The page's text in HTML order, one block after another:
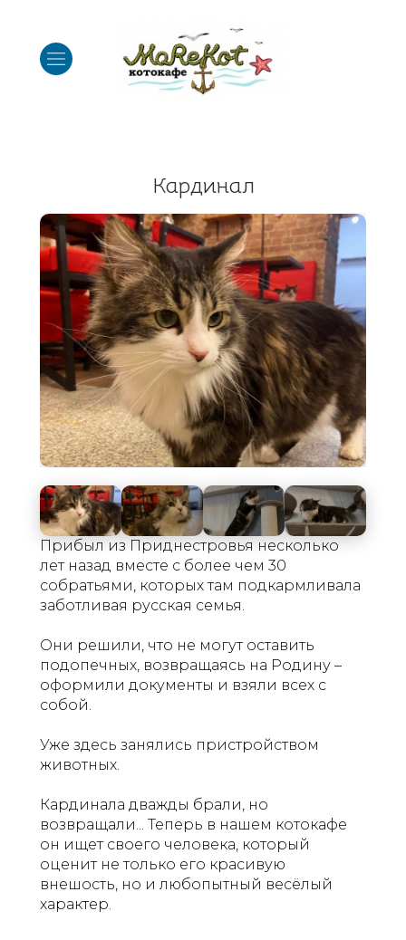
Кардинал
Прибыл из Приднестровья несколько
лет назад вместе с более чем 30
собратьями, которых там подкармливала
заботливая русская семья.
Они решили, что не могут оставить
подопечных, возвращаясь на Родину –
оформили документы и взяли всех с
собой.
Уже здесь занялись пристройством
животных.
Кардинала дважды брали, но
возвращали... Теперь в нашем котокафе
он ищет своего человека, который
оценит не только его красивую
внешость, но и любопытный весёлый
характер.